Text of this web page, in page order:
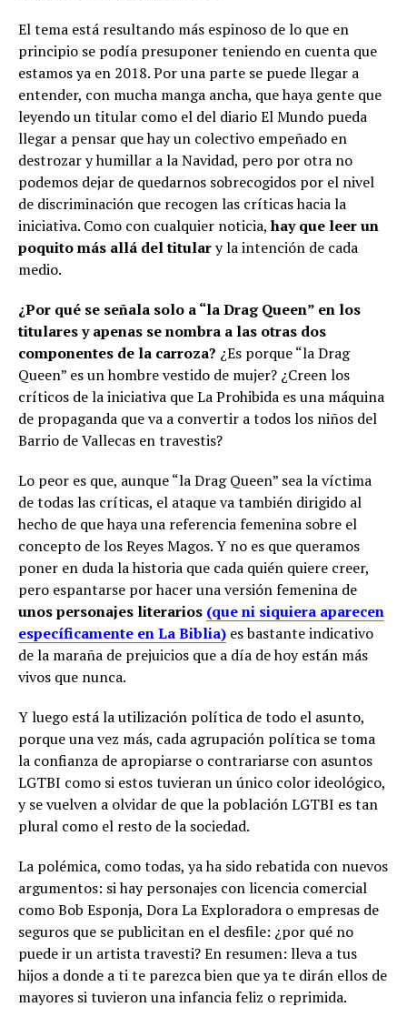
El tema está resultando más espinoso de lo que en
principio se podía presuponer teniendo en cuenta que
estamos ya en 2018. Por una parte se puede llegar a
entender, con mucha manga ancha, que haya gente que
leyendo un titular como el del diario El Mundo pueda
llegar a pensar que hay un colectivo empeñado en
destrozar y humillar a la Navidad, pero por otra no
podemos dejar de quedarnos sobrecogidos por el nivel
de discriminación que recogen las críticas hacia la
iniciativa. Como con cualquier noticia,hay que leer un
poquito más allá del titulary la intención de cada
medio.
¿Por qué se señala solo a “la Drag Queen” en los
titulares y apenas se nombra a las otras dos
componentes de la carroza? ¿Es porque “la Drag
Queen” es un hombre vestido de mujer? ¿Creen los
críticos de la iniciativa que La Prohibida es una máquina
de propaganda que va a convertir a todos los niños del
Barrio de Vallecas en travestis?
Lo peor es que, aunque “la Drag Queen” sea la víctima
de todas las críticas, el ataque va también dirigido al
hecho de que haya una referencia femenina sobre el
concepto de los Reyes Magos. Y no es que queramos
poner en duda la historia que cada quién quiere creer,
pero espantarse por hacer una versión femenina de
unos personajes literarios (que ni siquiera aparecen
específicamente en La Biblia) es bastante indicativo
de la maraña de prejuicios que a día de hoy están más
vivos que nunca.
Y luego está la utilización política de todo el asunto,
porque una vez más, cada agrupación política se toma
la confianza de apropiarse o contrariarse con asuntos
LGTBI como si estos tuvieran un único color ideológico,
y se vuelven a olvidar de que la población LGTBI es tan
plural como el resto de la sociedad.
La polémica, como todas, ya ha sido rebatida con nuevos
argumentos: si hay personajes con licencia comercial
como Bob Esponja, Dora La Exploradora o empresas de
seguros que se publicitan en el desfile: ¿por qué no
puede ir un artista travesti? En resumen: lleva a tus
hijos a donde a ti te parezca bien que ya te dirán ellos de
mayores si tuvieron una infancia feliz o reprimida.